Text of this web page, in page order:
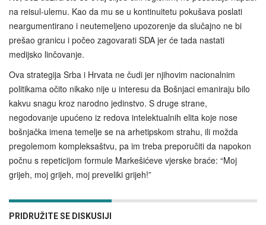
na reisul-ulemu. Kao da mu se u kontinuitetu pokušava poslati
neargumentirano i neutemeljeno upozorenje da slučajno ne bi
prešao granicu i počeo zagovarati SDA jer će tada nastati
medijsko linčovanje.
Ova strategija Srba i Hrvata ne čudi jer njihovim nacionalnim
politikama očito nikako nije u interesu da Bošnjaci emaniraju bilo
kakvu snagu kroz narodno jedinstvo. S druge strane,
negodovanje upućeno iz redova intelektualnih elita koje nose
bošnjačka imena temelje se na arhetipskom strahu, ili možda
pregolemom kompleksaštvu, pa im treba preporučiti da napokon
počnu s repeticijom formule Markešićeve vjerske braće: “Moj
grijeh, moj grijeh, moj preveliki grijeh!”
PRIDRUŽITE SE DISKUSIJI